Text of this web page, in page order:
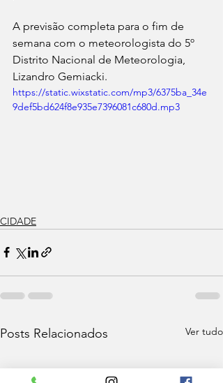
A previsão completa para o fim de
semana com o meteorologista do 5º
Distrito Nacional de Meteorologia,
Lizandro Gemiacki.
https://static.wixstatic.com/mp3/6375ba_34e
9def5bd624f8e935e7396081c680d.mp3
CIDADE
Posts Relacionados Ver tudo